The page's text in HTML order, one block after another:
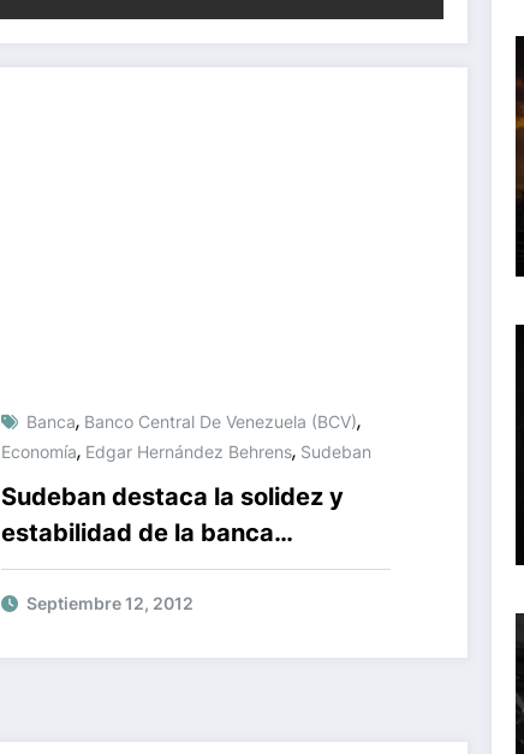
Banca, Banco Central De Venezuela (BCV),
Economía, Edgar Hernández Behrens, Sudeban
Sudeban destaca la solidez y
estabilidad de la banca
venezolana
Septiembre 12, 2012